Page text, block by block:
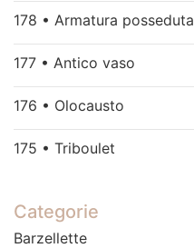
178 • Armatura posseduta
177 • Antico vaso
176 • Olocausto
175 • Triboulet
Categorie
Barzellette